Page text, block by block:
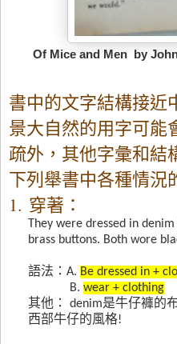
Of Mice and Men by
書中的文字結構接近
景大自然的用字可能
疏外，其他字彙和結
下列舉書中各種情況
1. 穿著：
They were dressed in denim
brass buttons. Both wore
語法： A. Be dressed in +
B. wear + clothing
其他：
denim是牛仔褲的
西部牛仔的風格!